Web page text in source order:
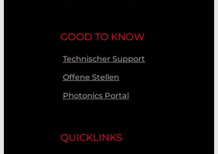
GOOD TO KNOW
Technischer Support
Offene Stellen
Photonics Portal
QUICKLINKS